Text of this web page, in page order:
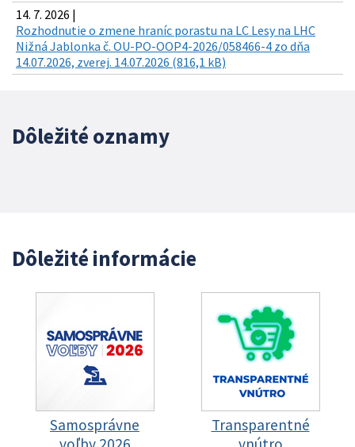
14. 7. 2026 |
Rozhodnutie o zmene hraníc porastu na LC Lesy na LHC
Nižná Jablonka č. OU-PO-OOP4-2026/058466-4 zo dňa
14.07.2026, zverej. 14.07.2026 (816,1 kB)
Dôležité oznamy
Dôležité informácie
Samosprávne
Transparentné